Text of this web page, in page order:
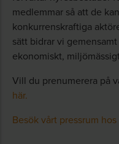
medlemmar så att de
konkurrenskraftiga
sätt bidrar vi
ekonomiskt,
Vill du prenumerera på
här.
Besök vårt pressrum hos